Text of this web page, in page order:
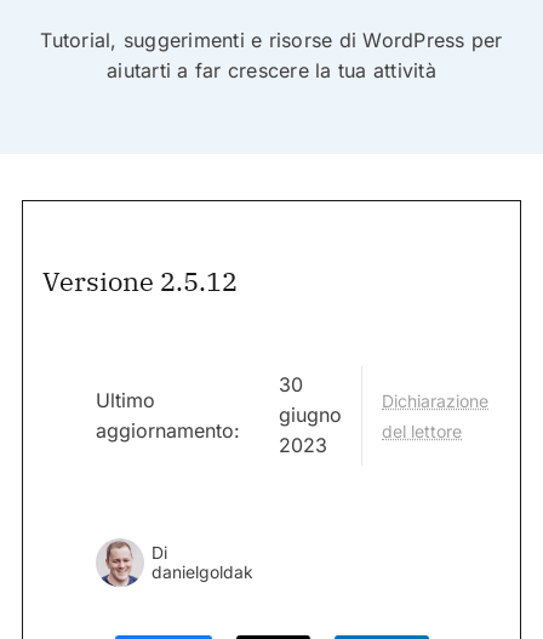
Tutorial, suggerimenti e risorse di WordPress per
aiutarti a far crescere la tua attività
Versione 2.5.12
Ultimo
aggiornamento:
30
giugno
2023
Dichiarazione
del lettore
Di
danielgoldak